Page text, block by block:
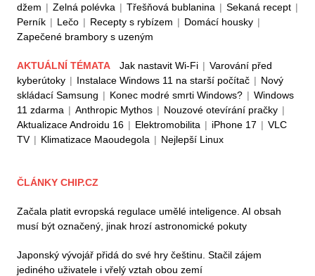
džem | Zelná polévka | Třešňová bublanina | Sekaná recept |
Perník | Lečo | Recepty s rybízem | Domácí housky |
Zapečené brambory s uzeným
AKTUÁLNÍ TÉMATA Jak nastavit Wi-Fi | Varování před
kyberútoky | Instalace Windows 11 na starší počítač | Nový
skládací Samsung | Konec modré smrti Windows? | Windows
11 zdarma | Anthropic Mythos | Nouzové otevírání pračky |
Aktualizace Androidu 16 | Elektromobilita | iPhone 17 | VLC
TV | Klimatizace Maoudegola | Nejlepší Linux
ČLÁNKY CHIP.CZ
Začala platit evropská regulace umělé inteligence. AI obsah
musí být označený, jinak hrozí astronomické pokuty
Japonský vývojář přidá do své hry češtinu. Stačil zájem
jediného uživatele i vřelý vztah obou zemí